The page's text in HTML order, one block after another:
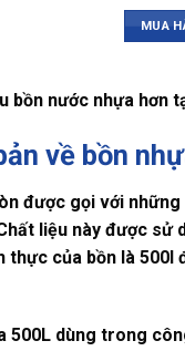
MUA
bồn nước nhựa hơn
về bồn
được gọi với
liệu này được
của bồn là 500l
500L dùng trong